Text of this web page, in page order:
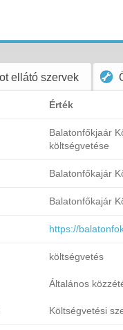
ellátó szervek
Érték
Balatonfőkjaár
költségvetése
Balatonfőkajár
Balatonfőkajár
https://
költségvetés
Általános
Költségvetési